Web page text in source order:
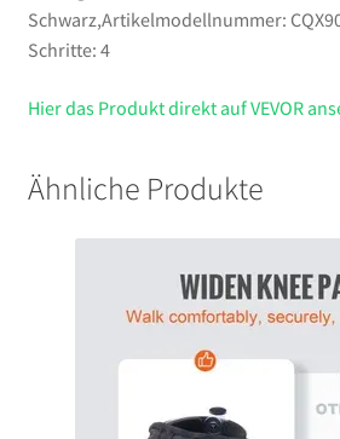
Schwarz,Artikelmodellnummer:
Schritte: 4
Hier das Produkt direkt auf VEVOR
Ähnliche Produkte